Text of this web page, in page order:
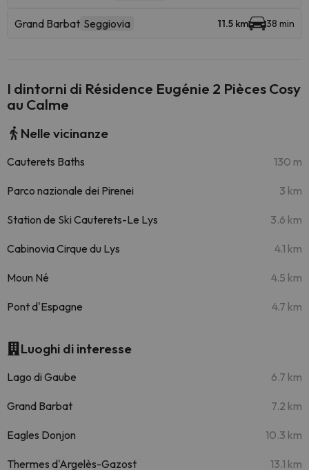
Grand Barbat Seggiovia 11.5 km 38 min
I dintorni di Résidence Eugénie 2 Pièces Cosy
au Calme
Nelle vicinanze
Cauterets Baths 130 m
Parco nazionale dei Pirenei 3 km
Station de Ski Cauterets-Le Lys 3.6 km
Cabinovia Cirque du Lys 4.1 km
Moun Né 4.5 km
Pont d'Espagne 4.7 km
Luoghi di interesse
Lago di Gaube 6.7 km
Grand Barbat 7.2 km
Eagles Donjon 10.3 km
Thermes d'Argelès-Gazost 13.1 km